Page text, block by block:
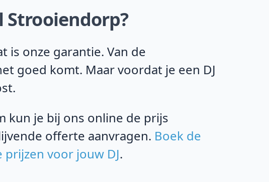
Strooiendorp?
is onze garantie. Van de
goed komt. Maar voordat je een DJ
kun je bij ons online de prijs
offerte aanvragen. Boek de
prijzen voor jouw DJ.